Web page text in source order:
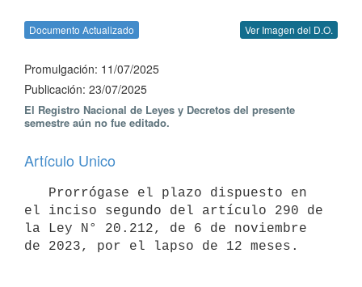
Documento Actualizado Ver Imagen del D.O.
Promulgación: 11/07/2025
Publicación: 23/07/2025
El Registro Nacional de Leyes y Decretos del presente
semestre aún no fue editado.
Artículo Unico
el inciso segundo del artículo 290 de
la Ley N° 20.212, de 6 de noviembre
de 2023, por el lapso de 12 meses.